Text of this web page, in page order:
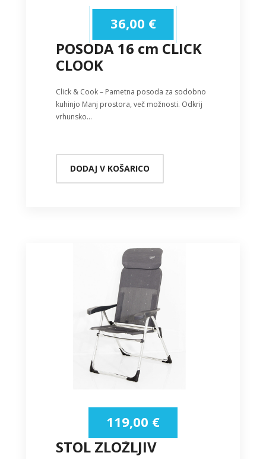
POSODA 16 cm CLICK
CLOOK
36,00 €
Click & Cook – Pametna posoda za sodobno
kuhinjo Manj prostora, več možnosti. Odkrij
vrhunsko…
DODAJ V KOŠARICO
STOL ZLOŽLJIV
119,00 €